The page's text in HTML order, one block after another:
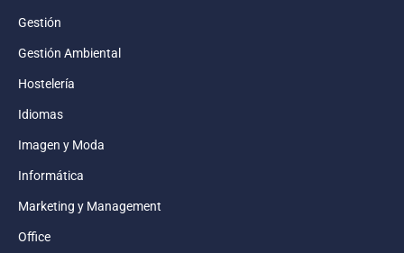
Gestión
Gestión Ambiental
Hostelería
Idiomas
Imagen y Moda
Informática
Marketing y Management
Office